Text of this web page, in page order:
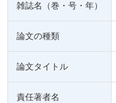
雑誌名（巻・号・年）
論文の種類
論文タイトル
責任著者名